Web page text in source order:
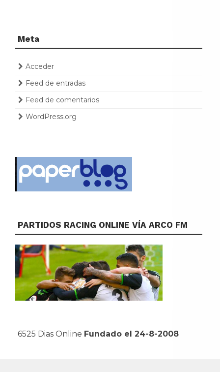
Meta
Acceder
Feed de entradas
Feed de comentarios
WordPress.org
PARTIDOS RACING ONLINE VÍA ARCO FM
6525 Dias Online Fundado el 24-8-2008